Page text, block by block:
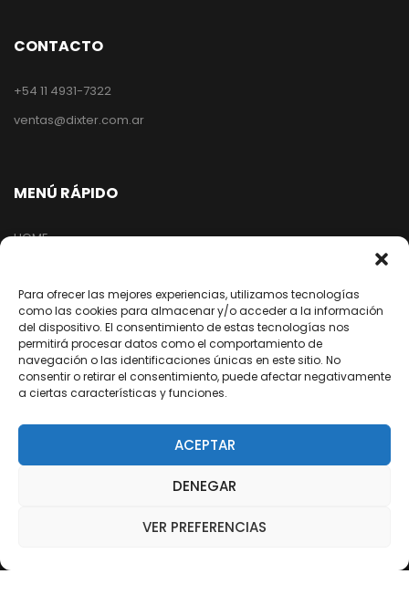
Para ofrecer las mejores experiencias, utilizamos tecnologías
como las cookies para almacenar y/o acceder a la información
del dispositivo. El consentimiento de estas tecnologías nos
permitirá procesar datos como el comportamiento de
navegación o las identificaciones únicas en este sitio. No
consentir o retirar el consentimiento, puede afectar negativamente
a ciertas características y funciones.
ACEPTAR
DENEGAR
VER PREFERENCIAS
CONTACTO
+54 11 4931-7322
ventas@dixter.com.ar
MENÚ RÁPIDO
HOME
EMPRESA
NUESTRA RED
ARREPENTIMIENTO DE COMPRA
/dixter.arg